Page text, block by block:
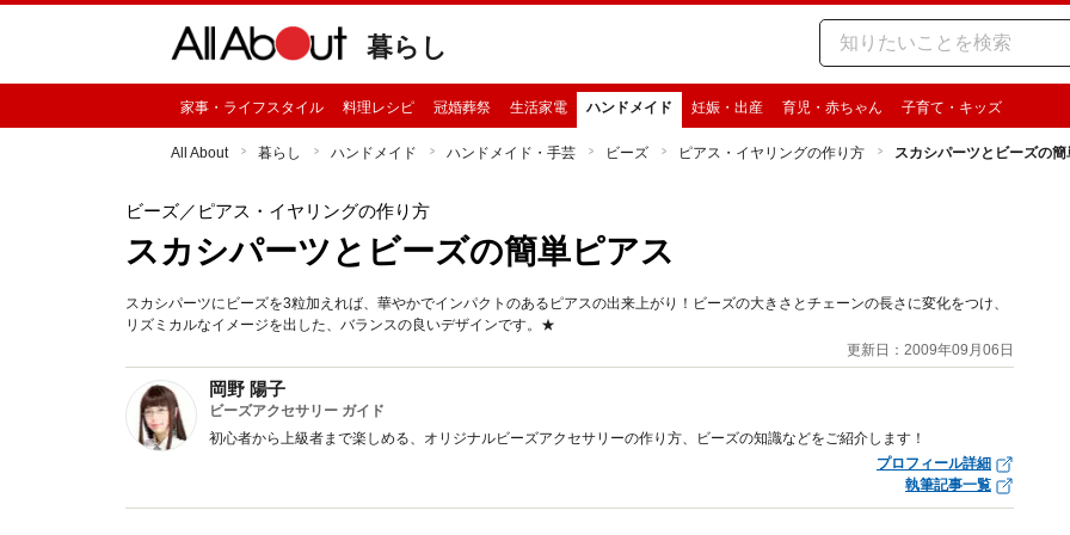
暮らし
家事・ライフスタイル 料理レシピ 冠婚葬祭 生活家電 ハンドメイド 妊娠・出産 育児・赤ちゃん 子育て・キッズ
All About 暮らし ハンドメイド ハンドメイド・手芸 ビーズ ピアス・イヤリングの作り方 スカシパーツとビーズの
ビーズ／ピアス・イヤリングの作り方
スカシパーツとビーズの簡単ピアス
スカシパーツにビーズを3粒加えれば、華やかでインパクトのあるピアスの出来上がり！ビーズの大きさとチェーンの長さに変化をつけ、
リズミカルなイメージを出した、バランスの良いデザインです。★
更新日：2009年09月06日
岡野 陽子
ビーズアクセサリー ガイド
初心者から上級者まで楽しめる、オリジナルビーズアクセサリーの作り方、ビーズの知識などをご紹介します！
プロフィール詳細
執筆記事一覧